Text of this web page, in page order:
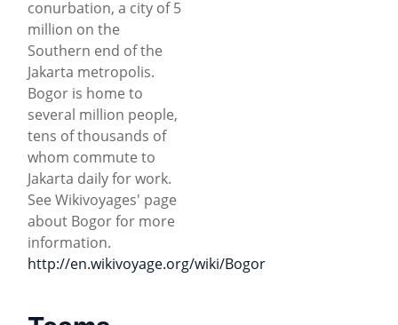
conurbation, a city of 5
million on the
Southern end of the
Jakarta metropolis.
Bogor is home to
several million people,
tens of thousands of
whom commute to
Jakarta daily for work.
See Wikivoyages' page
about Bogor for more
information.
http://en.wikivoyage.org/wiki/Bogor